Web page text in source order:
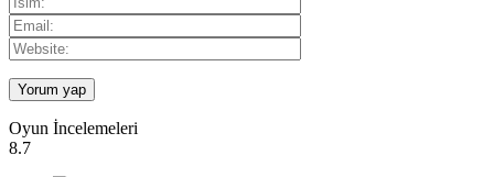
Oyun İncelemeleri
8.7